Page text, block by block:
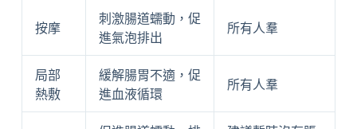
按摩
刺激腸道蠕動，促
進氣泡排出
所有人羣
局部
熱敷
緩解腸胃不適，促
進血液循環
所有人羣